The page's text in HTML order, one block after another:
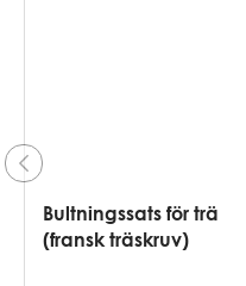
Bultningssats för trä
(fransk träskruv)